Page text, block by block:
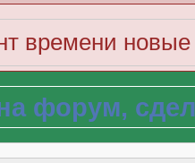
времени новые
форум,